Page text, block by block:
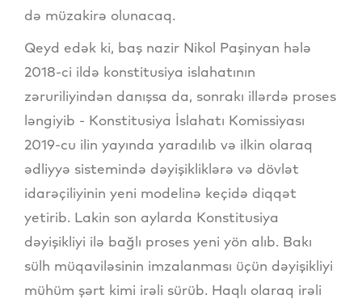
də müzakirə olunacaq.
Qeyd edək ki, baş nazir Nikol Paşinyan hələ
2018-ci ildə konstitusiya islahatının
zəruriliyindən danışsa da, sonrakı illərdə proses
ləngiyib - Konstitusiya İslahatı Komissiyası
2019-cu ilin yayında yaradılıb və ilkin olaraq
ədliyyə sistemində dəyişikliklərə və dövlət
idarəçiliyinin yeni modelinə keçidə diqqət
yetirib. Lakin son aylarda Konstitusiya
dəyişikliyi ilə bağlı proses yeni yön alıb. Bakı
sülh müqaviləsinin imzalanması üçün dəyişikliyi
mühüm şərt kimi irəli sürüb. Haqlı olaraq irəli